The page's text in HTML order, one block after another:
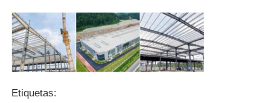
Armazém de estruturas de aço
Construção de aço pesada
Etiquetas: